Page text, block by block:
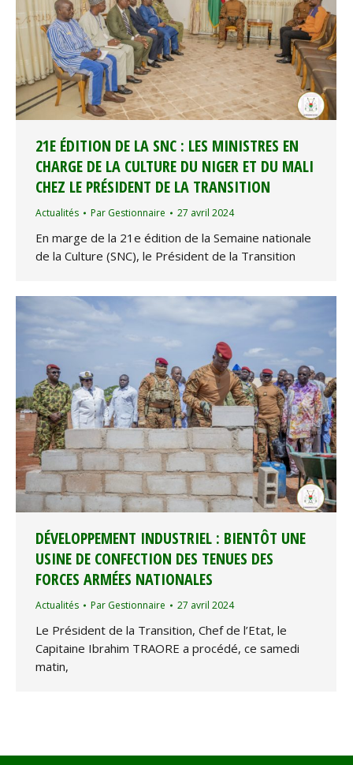
21E ÉDITION DE LA SNC : LES MINISTRES EN
CHARGE DE LA CULTURE DU NIGER ET DU MALI
CHEZ LE PRÉSIDENT DE LA TRANSITION
Actualités Par Gestionnaire 27 avril 2024
En marge de la 21e édition de la Semaine nationale
de la Culture (SNC), le Président de la Transition
DÉVELOPPEMENT INDUSTRIEL : BIENTÔT UNE
USINE DE CONFECTION DES TENUES DES
FORCES ARMÉES NATIONALES
Actualités Par Gestionnaire 27 avril 2024
Le Président de la Transition, Chef de l’Etat, le
Capitaine Ibrahim TRAORE a procédé, ce samedi
matin,